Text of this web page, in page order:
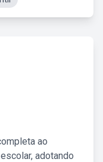
ao
adotando